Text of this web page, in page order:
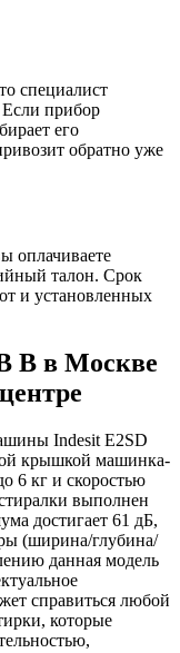
специалист
Если прибор
его
обратно уже
оплачиваете
талон. Срок
и установленных
B в Москве
Indesit E2SD
крышкой машинка-
6 кг и скоростью
выполнен
достигает 61 дБ,
(ширина/глубина/
данная модель
справиться любой
которые